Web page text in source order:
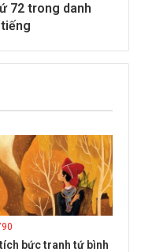
72 trong danh
bức tranh tứ bình